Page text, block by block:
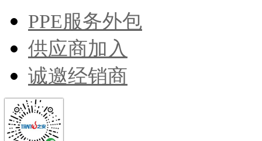
PPE服务外包
供应商加入
诚邀经销商